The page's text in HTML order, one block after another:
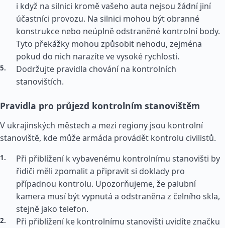
i když na silnici kromě vašeho auta nejsou žádní jiní
účastníci provozu. Na silnici mohou být obranné
konstrukce nebo neúplně odstraněné kontrolní body.
Tyto překážky mohou způsobit nehodu, zejména
pokud do nich narazíte ve vysoké rychlosti.
Dodržujte pravidla chování na kontrolních
stanovištích.
Pravidla pro průjezd kontrolním stanovištěm
V ukrajinských městech a mezi regiony jsou kontrolní
stanoviště, kde může armáda provádět kontrolu civilistů.
Při přiblížení k vybavenému kontrolnímu stanovišti by
řidiči měli zpomalit a připravit si doklady pro
případnou kontrolu. Upozorňujeme, že palubní
kamera musí být vypnutá a odstraněna z čelního skla,
stejně jako telefon.
Při přiblížení ke kontrolnímu stanovišti uvidíte značku